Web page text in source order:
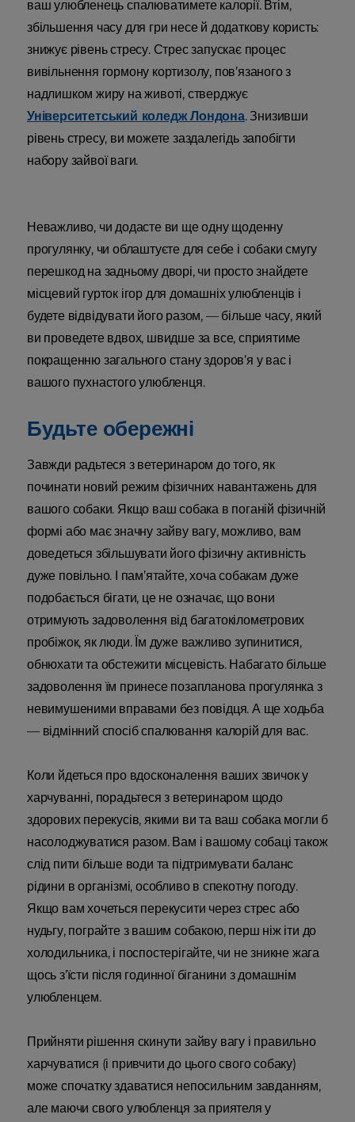
ваш улюбленець спалюватимете калорії. Втім,
збільшення часу для гри несе й додаткову користь:
знижує рівень стресу. Стрес запускає процес
вивільнення гормону кортизолу, пов’язаного з
надлишком жиру на животі, стверджує
Університетський коледж Лондона. Знизивши
рівень стресу, ви можете заздалегідь запобігти
набору зайвої ваги.
Неважливо, чи додасте ви ще одну щоденну
прогулянку, чи облаштуєте для себе і собаки смугу
перешкод на задньому дворі, чи просто знайдете
місцевий гурток ігор для домашніх улюбленців і
будете відвідувати його разом, — більше часу, який
ви проведете вдвох, швидше за все, сприятиме
покращенню загального стану здоров’я у вас і
вашого пухнастого улюбленця.
Будьте обережні
Завжди радьтеся з ветеринаром до того, як
починати новий режим фізичних навантажень для
вашого собаки. Якщо ваш собака в поганій фізичній
формі або має значну зайву вагу, можливо, вам
доведеться збільшувати його фізичну активність
дуже повільно. І пам’ятайте, хоча собакам дуже
подобається бігати, це не означає, що вони
отримують задоволення від багатокілометрових
пробіжок, як люди. Їм дуже важливо зупинитися,
обнюхати та обстежити місцевість. Набагато більше
задоволення їм принесе позапланова прогулянка з
невимушеними вправами без повідця. А ще ходьба
— відмінний спосіб спалювання калорій для вас.
Коли йдеться про вдосконалення ваших звичок у
харчуванні, порадьтеся з ветеринаром щодо
здорових перекусів, якими ви та ваш собака могли б
насолоджуватися разом. Вам і вашому собаці також
слід пити більше води та підтримувати баланс
рідини в організмі, особливо в спекотну погоду.
Якщо вам хочеться перекусити через стрес або
нудьгу, пограйте з вашим собакою, перш ніж іти до
холодильника, і поспостерігайте, чи не зникне жага
щось з’їсти після годинної біганини з домашнім
улюбленцем.
Прийняти рішення скинути зайву вагу і правильно
харчуватися (і привчити до цього свого собаку)
може спочатку здаватися непосильним завданням,
але маючи свого улюбленця за приятеля у